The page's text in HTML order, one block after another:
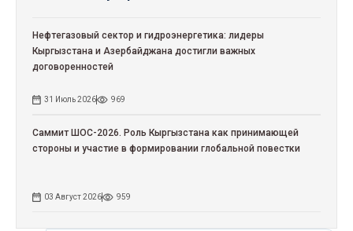
Нефтегазовый сектор и гидроэнергетика: лидеры
Кыргызстана и Азербайджана достигли важных
договоренностей
31 Июль 2026 969
Саммит ШОС-2026. Роль Кыргызстана как принимающей
стороны и участие в формировании глобальной повестки
03 Август 2026 959